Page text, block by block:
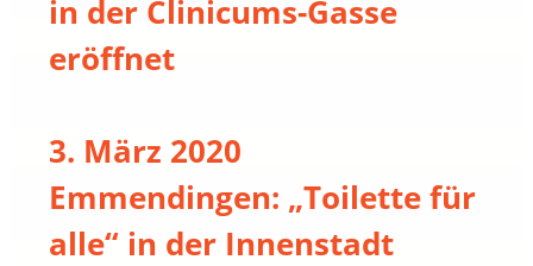
in der Clinicums-Gasse
eröffnet
3. März 2020
Emmendingen: „Toilette für
alle“ in der Innenstadt